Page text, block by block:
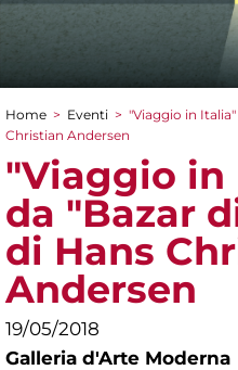
Tu sei qui
Home > Eventi > "Viaggio in
Christian Andersen
"Viaggio
da "Bazar
di Hans
Andersen
19/05/2018
Galleria d'Arte Moderna